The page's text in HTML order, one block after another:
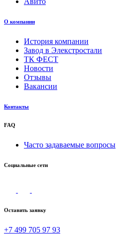
О компании
История компании
Завод в Элекстростали
ТК ФЕСТ
Новости
Отзывы
Вакансии
Контакты
FAQ
Часто задаваемые вопросы
Социальные сети
Оставить заявку
+7 499 705 97 93